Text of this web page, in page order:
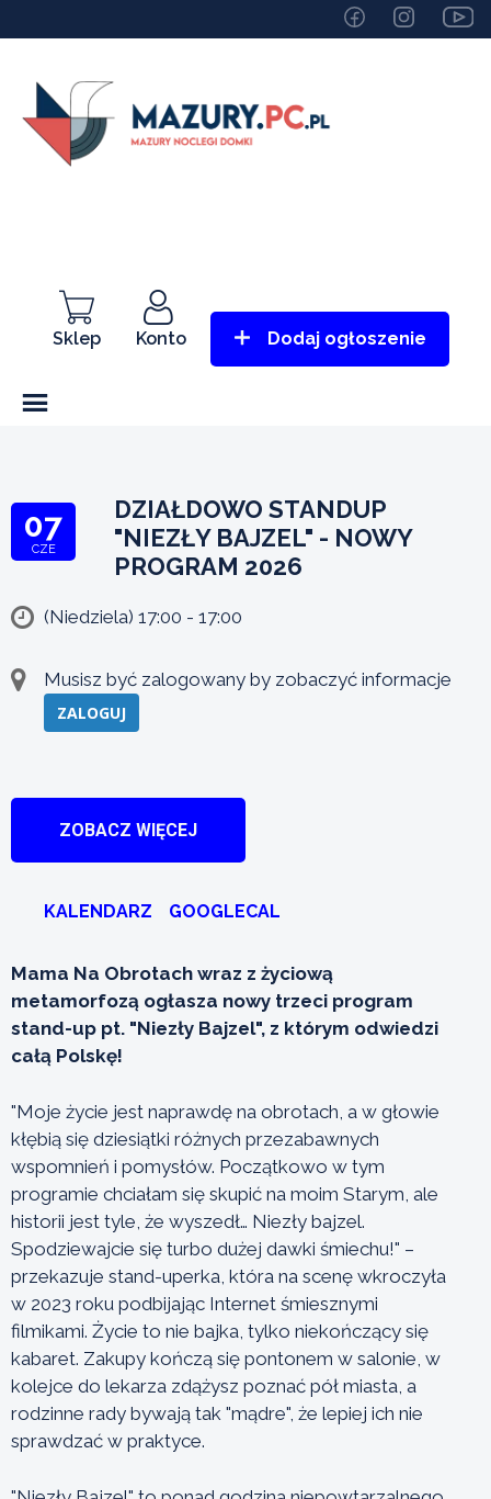
Sklep Konto Dodaj ogłoszenie
07
CZE
DZIAŁDOWO STANDUP
"NIEZŁY BAJZEL" - NOWY
PROGRAM 2026
(Niedziela) 17:00 - 17:00
Musisz być zalogowany by zobaczyć informacje
ZALOGUJ
ZOBACZ WIĘCEJ
KALENDARZ GOOGLECAL
Mama Na Obrotach wraz z życiową
metamorfozą ogłasza nowy trzeci program
stand-up pt. "Niezły Bajzel", z którym odwiedzi
całą Polskę!
"Moje życie jest naprawdę na obrotach, a w głowie
kłębią się dziesiątki różnych przezabawnych
wspomnień i pomysłów. Początkowo w tym
programie chciałam się skupić na moim Starym, ale
historii jest tyle, że wyszedł… Niezły bajzel.
Spodziewajcie się turbo dużej dawki śmiechu!" –
przekazuje stand-uperka, która na scenę wkroczyła
w 2023 roku podbijając Internet śmiesznymi
filmikami. Życie to nie bajka, tylko niekończący się
kabaret. Zakupy kończą się pontonem w salonie, w
kolejce do lekarza zdążysz poznać pół miasta, a
rodzinne rady bywają tak "mądre", że lepiej ich nie
sprawdzać w praktyce.